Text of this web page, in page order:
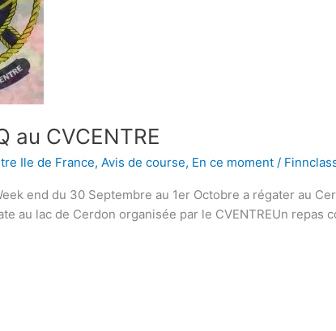
au CVCENTRE
Ile de France, Avis de course, En ce moment /
end du 30 Septembre au 1er Octobre a régater au
au lac de Cerdon organisée par le CVENTREUn repas